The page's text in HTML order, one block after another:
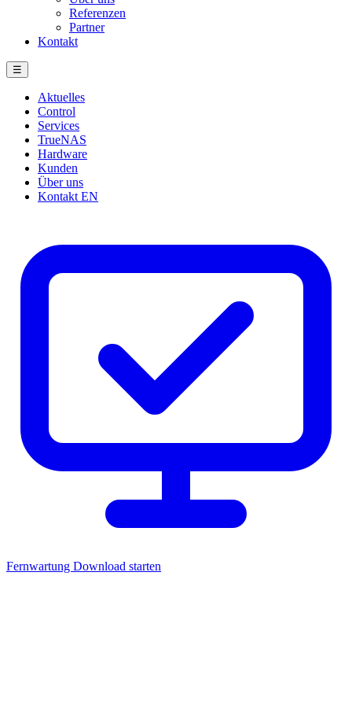
Referenzen
Partner
Kontakt
☰
Aktuelles
Control
Services
TrueNAS
Hardware
Kunden
Über uns
Kontakt EN
Fernwartung Download starten